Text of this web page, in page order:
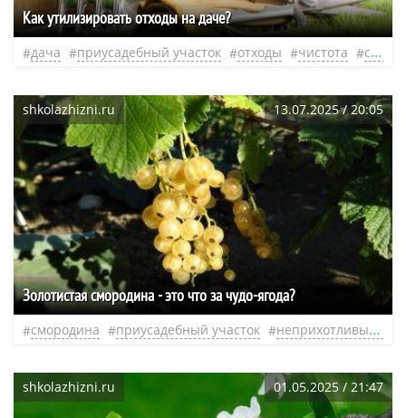
Как утилизировать отходы на даче?
дача приусадебный участок отходы чистота садовый участок
shkolazhizni.ru 13.07.2025 / 20:05
Золотистая смородина - это что за чудо-ягода?
смородина приусадебный участок неприхотливые растения
shkolazhizni.ru 01.05.2025 / 21:47